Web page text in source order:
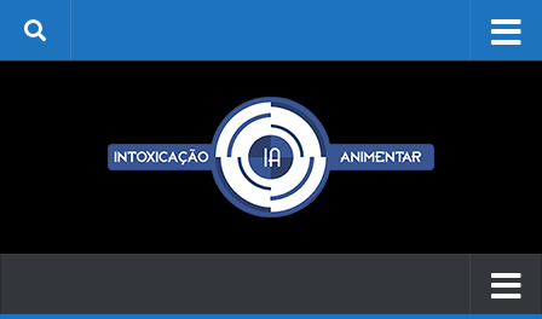
Skip to content